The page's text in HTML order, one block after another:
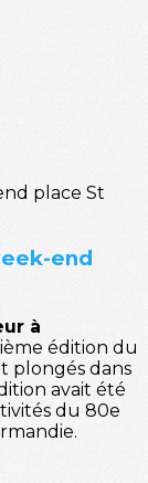
end
à
édition du
plongés dans
avait été
du 80e